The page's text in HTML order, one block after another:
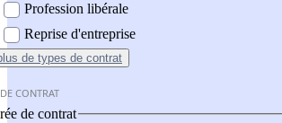
Profession libérale
Reprise d'entreprise
de types de contrat
CONTRAT
de contrat